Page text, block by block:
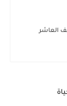
العاشر